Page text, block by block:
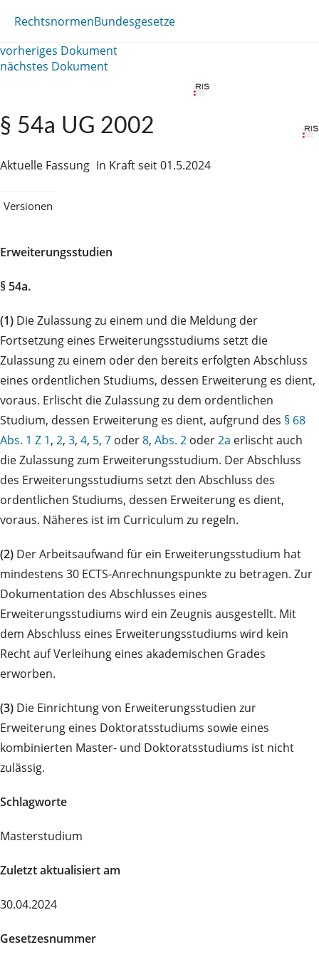
RechtsnormenBundesgesetze
vorheriges Dokument
nächstes Dokument
§ 54a UG 2002
Aktuelle Fassung In Kraft seit 01.5.2024
Versionen
Erweiterungsstudien
§ 54a.
(1) Die Zulassung zu einem und die Meldung der
Fortsetzung eines Erweiterungsstudiums setzt die
Zulassung zu einem oder den bereits erfolgten Abschluss
eines ordentlichen Studiums, dessen Erweiterung es dient,
voraus. Erlischt die Zulassung zu dem ordentlichen
Studium, dessen Erweiterung es dient, aufgrund des § 68
Abs. 1 Z 1, 2, 3, 4, 5, 7 oder8, Abs. 2 oder2a erlischt auch
die Zulassung zum Erweiterungsstudium. Der Abschluss
des Erweiterungsstudiums setzt den Abschluss des
ordentlichen Studiums, dessen Erweiterung es dient,
voraus. Näheres ist im Curriculum zu regeln.
(2) Der Arbeitsaufwand für ein Erweiterungsstudium hat
mindestens 30 ECTS-Anrechnungspunkte zu betragen. Zur
Dokumentation des Abschlusses eines
Erweiterungsstudiums wird ein Zeugnis ausgestellt. Mit
dem Abschluss eines Erweiterungsstudiums wird kein
Recht auf Verleihung eines akademischen Grades
erworben.
(3) Die Einrichtung von Erweiterungsstudien zur
Erweiterung eines Doktoratsstudiums sowie eines
kombinierten Master- und Doktoratsstudiums ist nicht
zulässig.
Schlagworte
Masterstudium
Zuletzt aktualisiert am
30.04.2024
Gesetzesnummer